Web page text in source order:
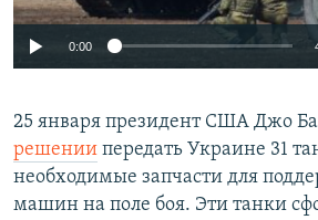
Auto 240p 360p
720p 1080p
0:00
25 января президент США Джо
решении передать Украине 31
необходимые запчасти для
машин на поле боя. Эти танки